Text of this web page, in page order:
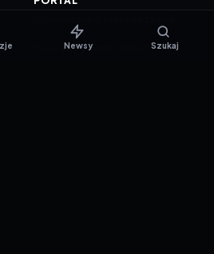
Polityka prywatności
Newsy Szukaj